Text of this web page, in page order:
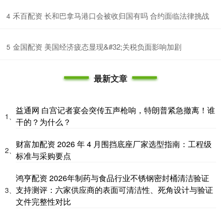
4 ​禾百配资 长和巴拿马港口会被收归国有吗 合约面临法律挑战
5 ​金国配资 美国经济疲态显现&#32;关税负面影响加剧
最新文章
1、
益通网 白宫记者宴会突传五声枪响，特朗普紧急撤离！谁
干的？为什么？
2、
财富加配资 2026 年 4 月围挡底座厂家选型指南：工程级
标准与采购要点
3、
鸿亨配资 2026年制药与食品行业不锈钢密封桶清洁验证
支持测评：六家供应商的表面可清洁性、死角设计与验证
文件完整性对比